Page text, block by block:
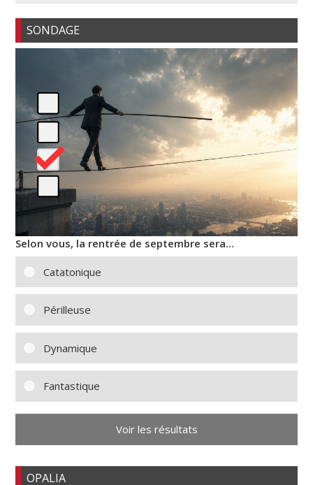
SONDAGE
Selon vous, la rentrée de septembre sera…
Catatonique
Périlleuse
Dynamique
Fantastique
Voir les résultats
OPALIA